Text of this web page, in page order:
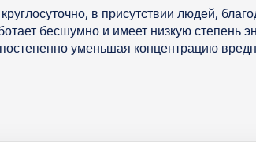
в присутствии людей,
бесшумно и имеет низкую
уменьшая концентрацию